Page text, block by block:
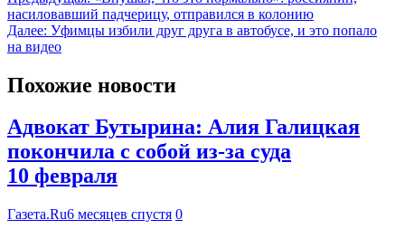
насиловавший падчерицу, отправился в колонию
Далее: Уфимцы избили друг друга в автобусе, и это попало
на видео
Похожие новости
Адвокат Бутырина: Алия Галицкая
покончила с собой из-за суда
10 февраля
Газета.Ru6 месяцев спустя 0